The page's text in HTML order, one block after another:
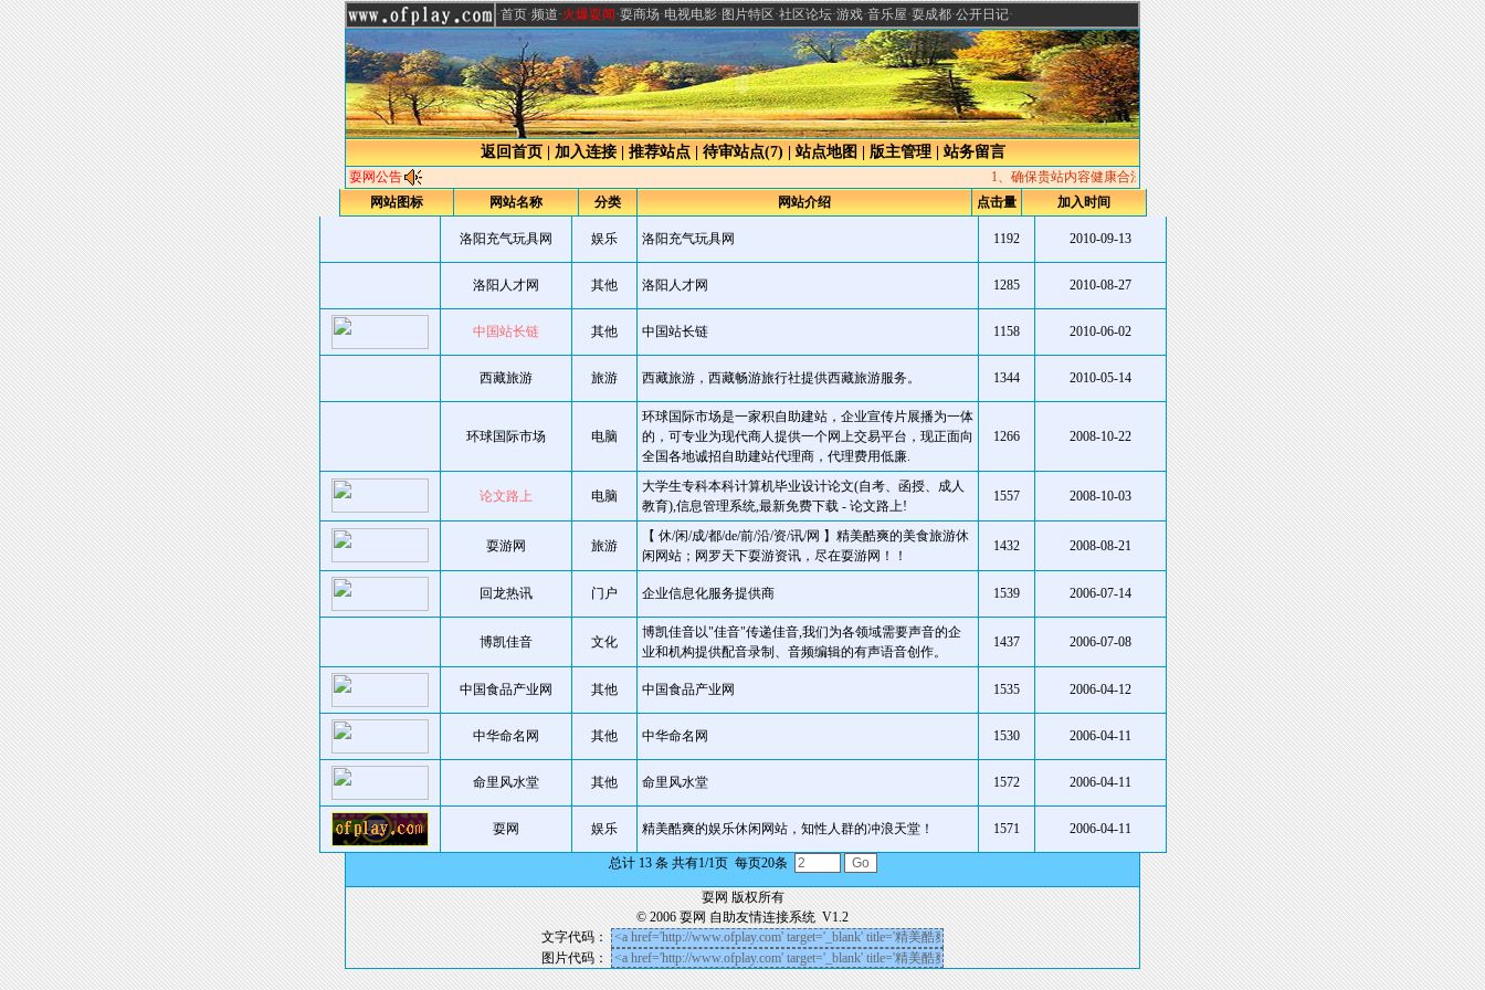
·首页·频道·火爆耍闻 ·耍商场·电视电影· 图片特区·社区论坛·游戏·音乐屋·耍成都·公开日记·
返回首页|加入连接|推荐站点|待审站点(7)|站点地图|版主管理|站务留言
耍网公告 1、确保贵站内容健康合法，否则责任自负。2、加入本连接的同时请为本站做上一个
网站图标
网站名称 分类 网站介绍 点击量 加入时间
洛阳充气玩具网 娱乐 洛阳充气玩具网 1192 2010-09-13
洛阳人才网 其他 洛阳人才网 1285 2010-08-27
中国站长链 其他 中国站长链 1158 2010-06-02
西藏旅游 旅游 西藏旅游，西藏畅游旅行社提供西藏旅游服务。 1344 2010-05-14
环球国际市场 电脑
环球国际市场是一家积自助建站，企业宣传片展播为一体
的，可专业为现代商人提供一个网上交易平台，现正面向
全国各地诚招自助建站代理商，代理费用低廉.
1266 2008-10-22
论文路上 电脑
大学生专科本科计算机毕业设计论文(自考、函授、成人
教育),信息管理系统,最新免费下载 - 论文路上!
1557 2008-10-03
耍游网 旅游
【 休/闲/成/都/de/前/沿/资/讯/网 】精美酷爽的美食旅游休
闲网站；网罗天下耍游资讯，尽在耍游网！！
1432 2008-08-21
回龙热讯 门户 企业信息化服务提供商 1539 2006-07-14
博凯佳音 文化
博凯佳音以"佳音"传递佳音,我们为各领域需要声音的企
业和机构提供配音录制、音频编辑的有声语音创作。
1437 2006-07-08
中国食品产业网 其他 中国食品产业网 1535 2006-04-12
中华命名网 其他 中华命名网 1530 2006-04-11
命里风水堂 其他 命里风水堂 1572 2006-04-11
耍网 娱乐 精美酷爽的娱乐休闲网站，知性人群的冲浪天堂！ 1571 2006-04-11
总计 13 条 共有1/1页 每页20条
耍网 版权所有
© 2006 耍网 自助友情连接系统 V1.2
文字代码：
图片代码：